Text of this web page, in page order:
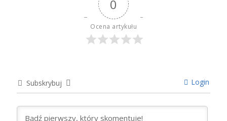
0
Ocena artykułu
Subskrybuj Login